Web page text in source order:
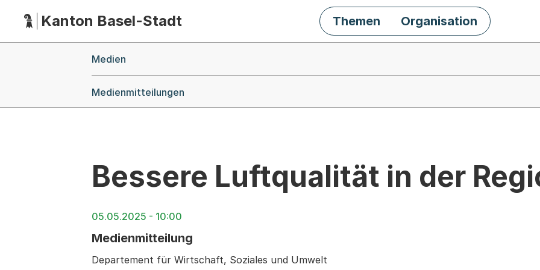
HauptnavigationKanton Basel-Stadt Themen Organisation
Medien
Medienmitteilungen
Bessere Luftqualität in der
05.05.2025 - 10:00
Medienmitteilung
Departement für Wirtschaft, Soziales und Umwelt